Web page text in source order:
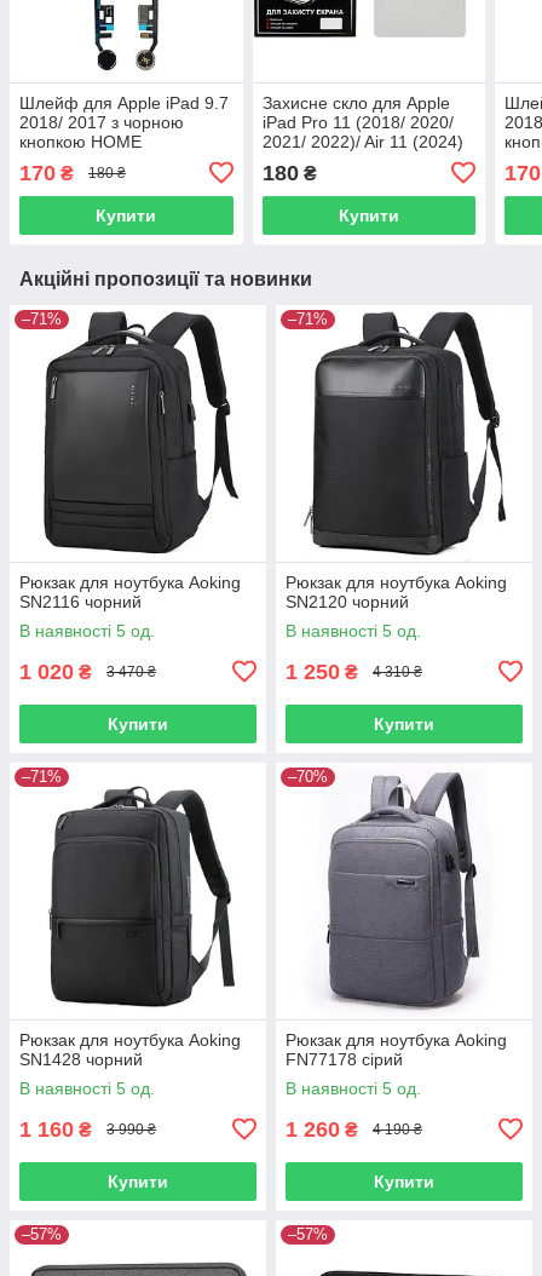
Шлейф для Apple iPad 9.7
2018/ 2017 з чорною
кнопкою HOME
170 ₴ 180 ₴
Купити
Захисне скло для Apple
iPad Pro 11 (2018/ 2020/
2021/ 2022)/ Air 11 (2024)
180₴
Купити
170
Акційні пропозиції та новинки
–71%
Рюкзак для ноутбука Aoking
SN2116 чорний
В наявності 5 од.
1 020 ₴ 3 470 ₴
Купити
–71%
Рюкзак для ноутбука Aoking
SN2120 чорний
В наявності 5 од.
1 250 ₴ 4 310 ₴
Купити
–71%
Рюкзак для ноутбука Aoking
SN1428 чорний
В наявності 5 од.
1 160 ₴ 3 990 ₴
Купити
–70%
Рюкзак для ноутбука Aoking
FN77178 сірий
В наявності 5 од.
1 260 ₴ 4 190 ₴
Купити
–57% –57%